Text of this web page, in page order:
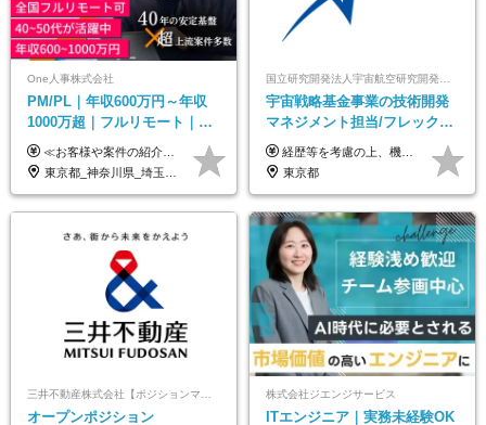
One人事株式会社
PM/PL｜年収600万円～年収
1000万超｜フルリモート｜
SIerへの変革期をリード＆自
社サービス
≪お客様や案件の紹介によりインセンティブを支給！≫ 月給40万円以上＋賞与年2回＋インセンティブ ◎経験やスキルを考慮の上、優遇します ◎上記月給は固定残業代月45時間分(月額9万1040円以上)を含みます。超過した場合は全額追加支給します ◎試用期間3カ月あり(給与や福利厚生等は同じです) ＜年収例＞ 36歳／PL（元SE）／580万円 / 官公庁向けWebシステム開発 ※メンバーから2年でPLへ昇格 41歳／SL／616万円 / メーカー向けWebサイト開発 46歳／PL／742万円 / 金融情報連携システム開発 52歳 / PM / 952万円 / 信販システムの再構築 55歳 / PM / 910万円 / 製造業向け基盤構築開発
東京都_神奈川県_埼玉県_千葉県_大阪府_愛知県_北海道_青森県_岩手県_宮城県_秋田県_山形県_福島県_茨城県_栃木県_群馬県_新潟県_山梨県_長野県_富山県_石川県_福井県_静岡県_岐阜県_三重県_兵庫県_京都府_滋賀県_奈良県_和歌山県_広島県_岡山県_鳥取県_島根県_山口県_徳島県_香川県_愛媛県_高知県_福岡県_熊本県_佐賀県_長崎県_大分県_宮崎県_鹿児島県_沖縄県
宇宙戦略基金事業の技術開発
マネジメント担当/フレックス
制/リモート活用/異業種出身者
歓迎/国家プロジェクト
経歴等を考慮の上、機構の規定により決定します。 ＜大学卒業後、正規社員として民間企業に3年勤務した場合＞ ・月給30万円以上 ・年収470万円以上 年収概算を試算する場合は以下をご確認ください。 https://www.jaxa.jp/about/employ/trial_j.html ■昇給年1回、賞与年2回 ■諸手当（住居手当、通勤手当他） ■退職金制度あり ※年収470万円～ ※超過勤務分は別途支給します。 ※6ヶ月の試用期間あり。その間の待遇・給与に差異はありません。
東京都
オープンポジション
株式会社ジエンジサービス
ITエンジニア｜実務未経験OK